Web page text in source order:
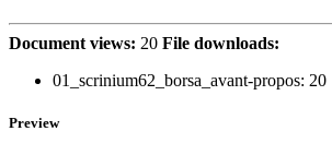
Document views: 20 File downloads:
01_scrinium62_borsa_avant-propos: 20
Preview